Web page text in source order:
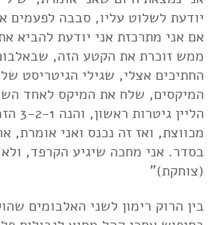
יודעת לשלוט עליו, סבבה לפעמים
אם אני מתרכזת אני יודעת להביא
ממש זוכרת את הקטע הזה,
החתיכים אצלי, שגילי הגיטריסט
המיקסים, שלח את המיקס לאחד
מכווצת, ואז זה נכנס ואני אומרת,
בסדר. אני מחכה שיגיע הקרפד,
(צוחקת)"
בין הרוק רימון לשני האלבומים